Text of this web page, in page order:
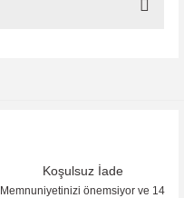
Koşulsuz İade
Memnuniyetinizi önemsiyor ve 14